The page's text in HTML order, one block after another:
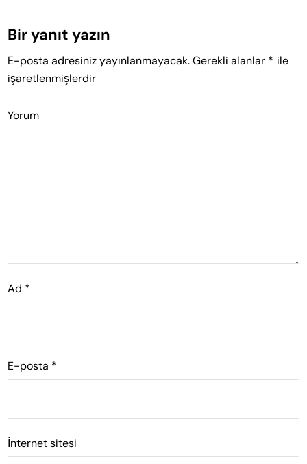
Bir yanıt yazın
E-posta adresiniz yayınlanmayacak. Gerekli alanlar * ile
işaretlenmişlerdir
Yorum
Ad *
E-posta *
İnternet sitesi